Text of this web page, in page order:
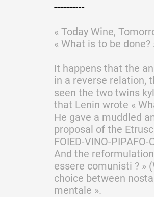
Visites d'ateliers
Production vidéo
Formation
Événements
----------
« Today Wine,
« What is to be done?
It happens that the
in a reverse relation,
seen the two twins
that Lenin wrote «
He gave a muddled
proposal of the
FOIED-VINO-
And the
essere comunisti ? »
choice between
mentale ».